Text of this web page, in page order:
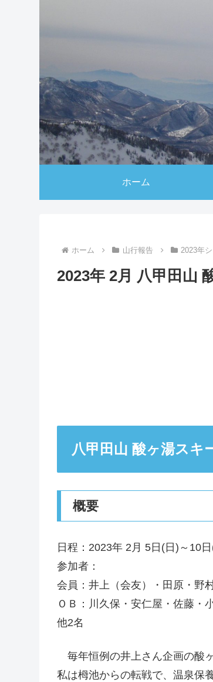
ホーム
ホーム 山行報告 2023年
2023年 2月 八甲田山
八甲田山 酸ヶ湯スキ
概要
日程：2023年 2月 5日(日)～10
参加者：
会員：井上（会友）・田原・野
ＯＢ：川久保・安仁屋・佐藤・
他2名
毎年恒例の井上さん企画の酸
私は栂池からの転戦で、温泉保